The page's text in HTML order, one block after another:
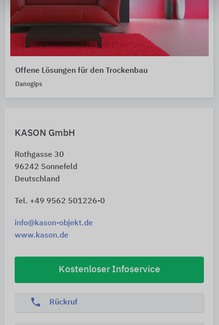
KASON GmbH
Rothgasse 30
96242 Sonnefeld
Deutschland
Tel. +49 9562 501226-0
info@kason-objekt.de
www.kason.de
Kostenloser Infoservice
phone Rückruf
Offene Lösungen für den Trockenbau
Danogips